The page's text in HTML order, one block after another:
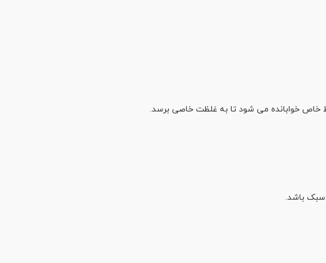
خاص خوابانده می شود تا به غلظت خاصی برسد.
سبک باشد.